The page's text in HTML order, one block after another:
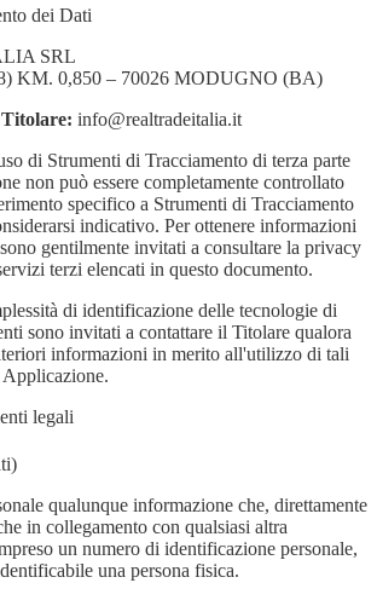
dei Dati
SRL
KM. 0,850 – 70026 MODUGNO (BA)
info@realtradeitalia.it
di Strumenti di Tracciamento di terza parte
non può essere completamente controllato
specifico a Strumenti di Tracciamento
indicativo. Per ottenere informazioni
gentilmente invitati a consultare la privacy
terzi elencati in questo documento.
di identificazione delle tecnologie di
sono invitati a contattare il Titolare qualora
informazioni in merito all'utilizzo di tali
Applicazione.
legali
qualunque informazione che, direttamente
in collegamento con qualsiasi altra
un numero di identificazione personale,
una persona fisica.